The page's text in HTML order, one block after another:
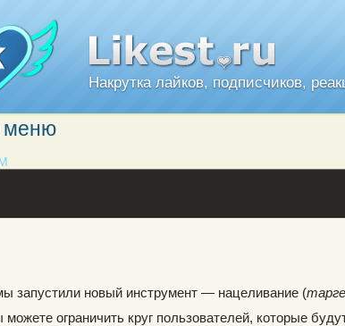
Накрутка лайков, подписчиков,
меню
запустили новый инструмент — нацеливание (
можете ограничить круг пользователей, которые